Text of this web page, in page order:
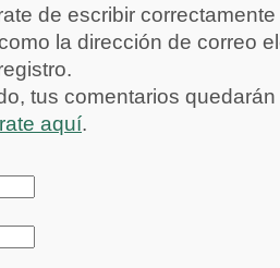
de escribir
la dirección de correo
tus comentarios
aquí.